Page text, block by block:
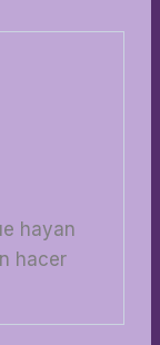
hayan
hacer